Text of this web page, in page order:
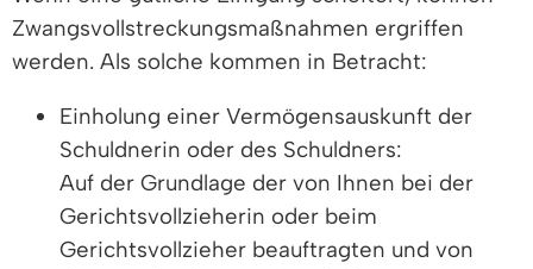
Zwangsvollstreckungsmaßnahmen ergriffen
werden. Als solche kommen in Betracht:
Einholung einer Vermögensauskunft der
Schuldnerin oder des Schuldners:
Auf der Grundlage der von Ihnen bei der
Gerichtsvollzieherin oder beim
Gerichtsvollzieher beauftragten und von